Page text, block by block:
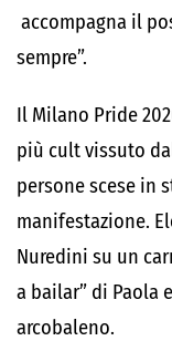
accompagna il
sempre”.
Il Milano Pride
più cult vissuto
persone scese in
manifestazione.
Nuredini su un
a bailar” di Paola
arcobaleno.